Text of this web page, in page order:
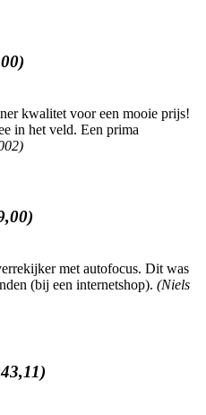
kwalitet voor een mooie prijs!
in het veld. Een prima
met autofocus. Dit was
(bij een internetshop). (Niels